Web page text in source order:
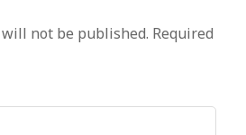
not be published. Required